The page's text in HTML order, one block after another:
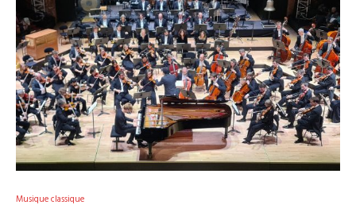
Musique classique